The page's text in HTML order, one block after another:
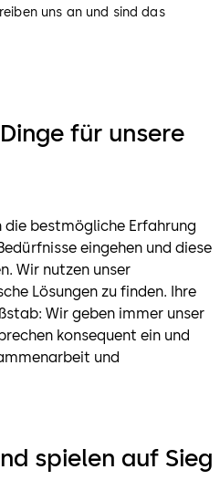
uns an und sind das
für unsere
die bestmögliche Erfahrung
eingehen und diese
Wir nutzen unser
Lösungen zu finden. Ihre
Wir geben immer unser
konsequent ein und
und
spielen auf Sieg